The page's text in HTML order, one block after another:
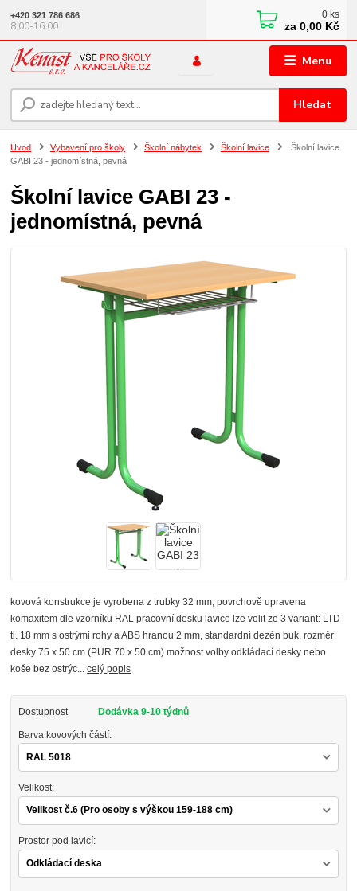
Menu
Hledat
+420 321 786 686
8:00-16:00
0 ks
za 0,00 Kč
Úvod Vybavení pro školy Školní nábytek Školní lavice
Školní lavice
GABI 23 - jednomístná, pevná
Školní lavice GABI 23 -
jednomístná, pevná
kovová konstrukce je vyrobena z trubky 32 mm, povrchově upravena
komaxitem dle vzorníku RAL pracovní desku lavice lze volit ze 3 variant: LTD
tl. 18 mm s ostrými rohy a ABS hranou 2 mm, standardní dezén buk, rozměr
desky 75 x 50 cm (PUR 70 x 50 cm) možnost volby odkládací desky nebo
koše bez ostrýc...celý popis
Dostupnost Dodávka 9-10 týdnů
Barva kovových částí:
Velikost:
Prostor pod lavicí: